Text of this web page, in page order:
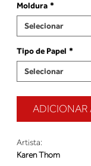
Moldura *
Tipo de Papel *
ADICIONAR
Artista:
Karen Thom